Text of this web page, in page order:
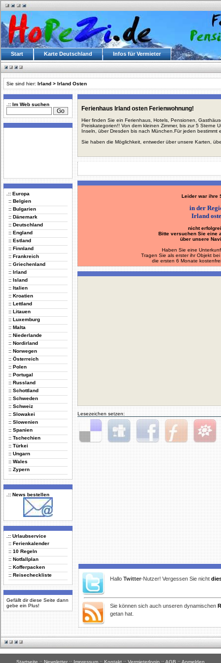
Start Karte Deutschland Infos für Vermieter
Sie sind hier: Irland > Irland Osten
.:: Im Web suchen
.:: Europa
:: Belgien
:: Bulgarien
:: Dänemark
:: Deutschland
:: England
:: Estland
:: Finnland
:: Frankreich
:: Griechenland
:: Irland
:: Island
:: Italien
:: Kroatien
:: Lettland
:: Litauen
:: Luxemburg
:: Malta
:: Niederlande
:: Nordirland
:: Norwegen
:: Österreich
:: Polen
:: Portugal
:: Russland
:: Schottland
:: Schweden
:: Schweiz
:: Slowakei
:: Slowenien
:: Spanien
:: Tschechien
:: Türkei
:: Ungarn
:: Wales
:: Zypern
.:: News bestellen
.:: Urlaubservice
:: Ferienkalender
:: 10 Regeln
:: Notfallplan
:: Kofferpacken
:: Reisecheckliste
Gefällt dir diese Seite dann
gebe ein Plus!
Ferienhaus Irland osten Ferienwohnung!
Hier finden Sie ein Ferienhaus, Hotels, Pensionen,
Preiskategorien!! Von dem kleinen Zimmer, bis zur 5 Sterne
Inseln, über Dresden bis nach München.Für jeden bestimmt
Sie haben die Möglichkeit, entweder über unsere Karten,
Leider war ihre
in der
Irland
nicht
Bitte versuchen Sie eine
über unsere
Haben Sie eine
Tragen Sie als erster ihr Objekt
die ersten 6 Monate
Lesezeichen setzen:
Delicious Digg Facebook Furl StudiVZ
Hallo Twitter-Nutzer! Vergessen Sie nicht
Sie können sich auch unseren dynamischen
getan hat.
Startseite :: Newsletter :: Impressum :: Kontakt :: Vermieterlogin :: AGB :: Anmelden